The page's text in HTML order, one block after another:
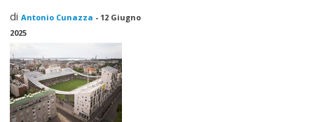
diAntonio Cunazza - 12 Giugno
2025